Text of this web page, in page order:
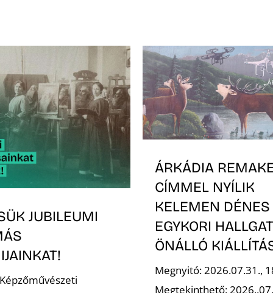
JUBILEUMI
ÁRKÁDIA
CÍMMEL NYÍLIK
KELEMEN DÉNES
EGYKORI
ÖNÁLLÓ
Megnyitó: 2026.07.31.,
Megtekinthető: